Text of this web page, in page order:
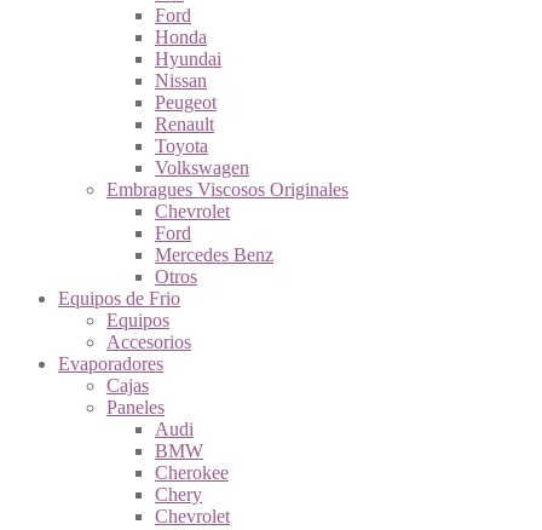
Ford
Honda
Hyundai
Nissan
Peugeot
Renault
Toyota
Volkswagen
Embragues Viscosos Originales
Chevrolet
Ford
Mercedes Benz
Otros
Equipos de Frio
Equipos
Accesorios
Evaporadores
Cajas
Paneles
Audi
BMW
Cherokee
Chery
Chevrolet